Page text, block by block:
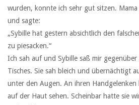
wurden, konnte ich sehr gut sitzen.
und sagte:
„Sybille hat gestern absichtlich den
zu piesacken.“
Ich sah auf und Sybille saß mir gegenüber
Tisches. Sie sah bleich und übernächtigt
unter den Augen. An ihren
auf der Haut sehen. Scheinbar hatte sie